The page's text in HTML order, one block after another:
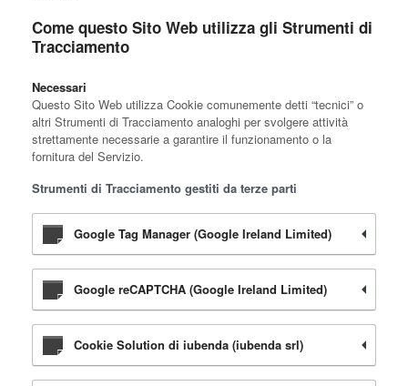
Come questo Sito Web utilizza gli Strumenti di
Tracciamento
Necessari
Questo Sito Web utilizza Cookie comunemente detti “tecnici” o
altri Strumenti di Tracciamento analoghi per svolgere attività
strettamente necessarie a garantire il funzionamento o la
fornitura del Servizio.
Strumenti di Tracciamento gestiti da terze parti
Google Tag Manager (Google Ireland Limited)
Google reCAPTCHA (Google Ireland Limited)
Cookie Solution di iubenda (iubenda srl)